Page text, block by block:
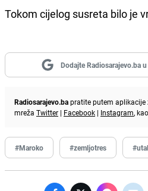
Tokom cijelog susreta bilo je
Dodajte Radiosarajevo.ba
Radiosarajevo.bapratite putem aplikacije
mreža Twitter | Facebook | Instagram,
#Maroko #zemljotres